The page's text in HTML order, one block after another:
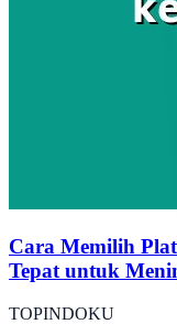
Cara Memilih
Tepat untuk
TOPINDOKU